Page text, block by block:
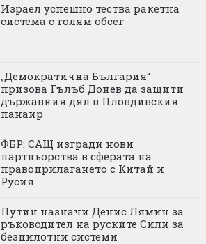
Израел успешно тества ракетна
система с голям обсег
„Демократична България“
призова Гълъб Донев да защити
държавния дял в Пловдивския
панаир
ФБР: САЩ изгради нови
партньорства в сферата на
правоприлагането с Китай и
Русия
Путин назначи Денис Лямин за
ръководител на руските Сили за
безпилотни системи